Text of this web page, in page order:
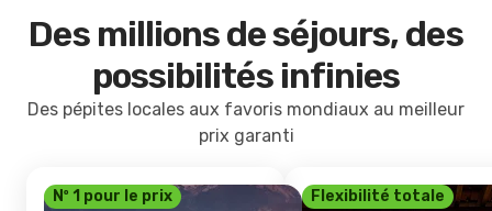
Des millions de séjours, des
possibilités infinies
Des pépites locales aux favoris mondiaux au meilleur
prix garanti
Nº 1 pour le prix Flexibilité totale